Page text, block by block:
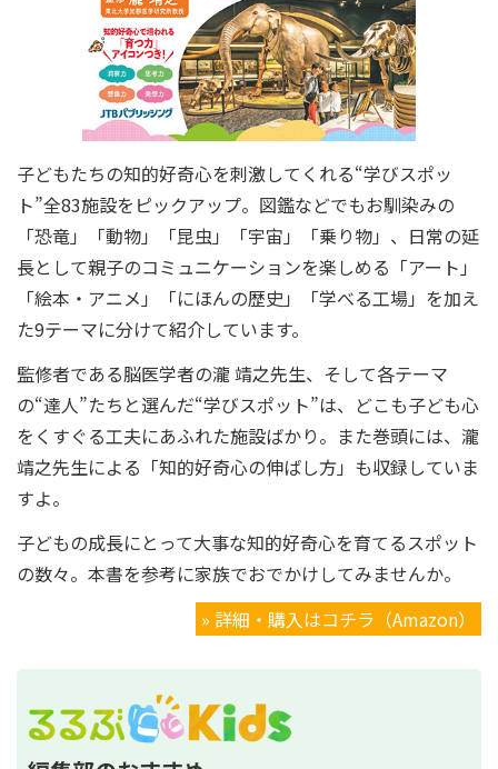
子どもたちの知的好奇心を刺激してくれる“学びスポッ
ト”全83施設をピックアップ。図鑑などでもお馴染みの
「恐竜」「動物」「昆虫」「宇宙」「乗り物」、日常の延
長として親子のコミュニケーションを楽しめる「アート」
「絵本・アニメ」「にほんの歴史」「学べる工場」を加え
た9テーマに分けて紹介しています。
監修者である脳医学者の瀧 靖之先生、そして各テーマ
の“達人”たちと選んだ“学びスポット”は、どこも子ども心
をくすぐる工夫にあふれた施設ばかり。また巻頭には、瀧
靖之先生による「知的好奇心の伸ばし方」も収録していま
すよ。
子どもの成長にとって大事な知的好奇心を育てるスポット
の数々。本書を参考に家族でおでかけしてみませんか。
» 詳細・購入はコチラ（Amazon）